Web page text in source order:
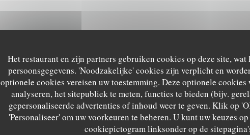
Het restaurant en zijn partners gebruiken cookies op deze site,
persoonsgegevens. 'Noodzakelijke' cookies zijn verplicht en
optionele cookies vereisen uw toestemming. Deze optionele
analyseren, het sitepubliek te meten, functies te bieden (bijv.
gepersonaliseerde advertenties of inhoud weer te geven. Klik op
'Personaliseer' om uw voorkeuren te beheren. U kunt uw keuzes
cookiepictogram linksonder op de
Wilt u contact met ons opnemen?
Vul het onderstaande formulier in!
LES DESSOUS…